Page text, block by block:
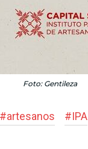
Foto: Gentileza
#artesanos #IPA